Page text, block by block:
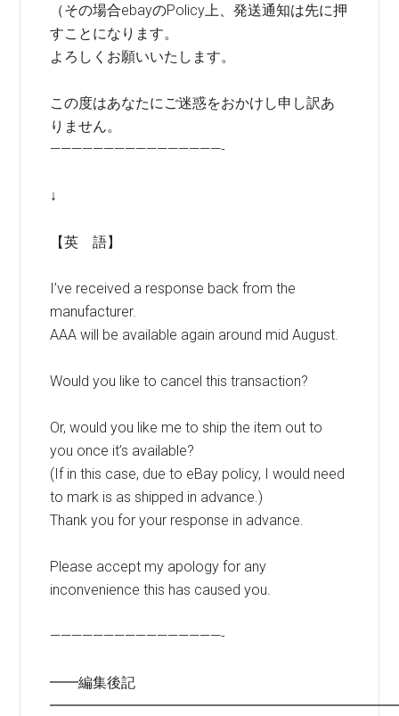
（その場合ebayのPolicy上、発送通知は先に押
すことになります。
よろしくお願いいたします。
この度はあなたにご迷惑をおかけし申し訳あ
りません。
————————————————-
↓
【英 語】
I’ve received a response back from the
manufacturer.
AAA will be available again around mid August.
Would you like to cancel this transaction?
Or, would you like me to ship the item out to
you once it’s available?
(If in this case, due to eBay policy, I would need
to mark is as shipped in advance.)
Thank you for your response in advance.
Please accept my apology for any
inconvenience this has caused you.
————————————————-
━━編集後記